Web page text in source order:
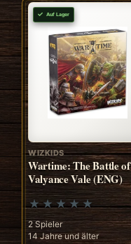
Auf Lager
WIZKIDS
Wartime: The Battle of
Valyance Vale (ENG)
2 Spieler
14 Jahre und älter